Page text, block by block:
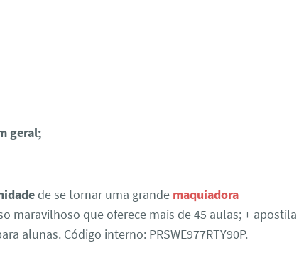
geral;
de se tornar uma grande maquiadora
maravilhoso que oferece mais de 45 aulas; + apostila
alunas. Código interno: PRSWE977RTY90P.